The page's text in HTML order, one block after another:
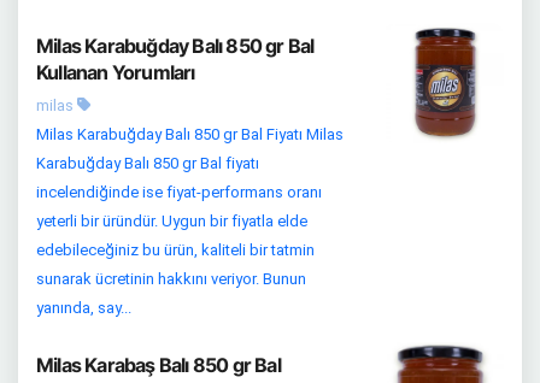
Milas Karabuğday Balı 850 gr Bal
Kullanan Yorumları
milas
Milas Karabuğday Balı 850 gr Bal Fiyatı Milas
Karabuğday Balı 850 gr Bal fiyatı
incelendiğinde ise fiyat-performans oranı
yeterli bir üründür. Uygun bir fiyatla elde
edebileceğiniz bu ürün, kaliteli bir tatmin
sunarak ücretinin hakkını veriyor. Bunun
yanında, say...
Milas Karabaş Balı 850 gr Bal